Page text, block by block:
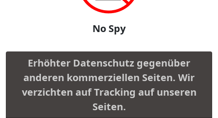
No Spy
Erhöhter Datenschutz gegenüber
anderen kommerziellen Seiten. Wir
verzichten auf Tracking auf unseren
Seiten.